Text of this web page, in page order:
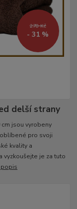
278 Kč
- 31 %
delší strany
jsou vyrobeny
pro svoji
kvality a
vyzkoušejte je za tuto